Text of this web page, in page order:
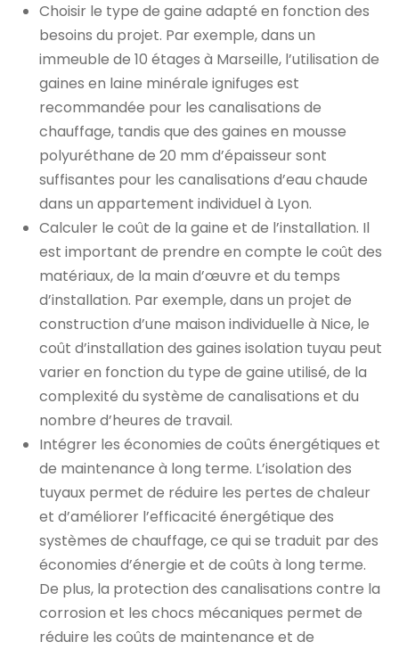
Choisir le type de gaine adapté en fonction des
besoins du projet. Par exemple, dans un
immeuble de 10 étages à Marseille, l’utilisation de
gaines en laine minérale ignifuges est
recommandée pour les canalisations de
chauffage, tandis que des gaines en mousse
polyuréthane de 20 mm d’épaisseur sont
suffisantes pour les canalisations d’eau chaude
dans un appartement individuel à Lyon.
Calculer le coût de la gaine et de l’installation. Il
est important de prendre en compte le coût des
matériaux, de la main d’œuvre et du temps
d’installation. Par exemple, dans un projet de
construction d’une maison individuelle à Nice, le
coût d’installation des gaines isolation tuyau peut
varier en fonction du type de gaine utilisé, de la
complexité du système de canalisations et du
nombre d’heures de travail.
Intégrer les économies de coûts énergétiques et
de maintenance à long terme. L’isolation des
tuyaux permet de réduire les pertes de chaleur
et d’améliorer l’efficacité énergétique des
systèmes de chauffage, ce qui se traduit par des
économies d’énergie et de coûts à long terme.
De plus, la protection des canalisations contre la
corrosion et les chocs mécaniques permet de
réduire les coûts de maintenance et de